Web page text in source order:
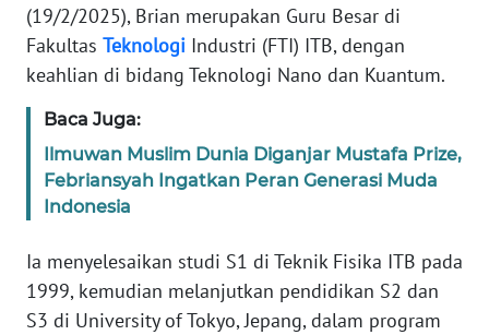
(19/2/2025), Brian merupakan Guru Besar di
Fakultas Teknologi Industri (FTI) ITB, dengan
keahlian di bidang Teknologi Nano dan Kuantum.
Baca Juga:
Ilmuwan Muslim Dunia Diganjar Mustafa Prize,
Febriansyah Ingatkan Peran Generasi Muda
Indonesia
Ia menyelesaikan studi S1 di Teknik Fisika ITB pada
1999, kemudian melanjutkan pendidikan S2 dan
S3 di University of Tokyo, Jepang, dalam program
TENTANG
KAMI
MEDIA
REDAKSI
DISCLAIMER